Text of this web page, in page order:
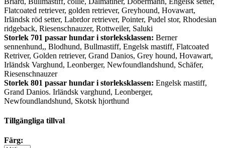
Flatcoated retriever, golden retriever, Greyhound, Hovawart,
Irländsk röd setter, Labrdor retriever, Pointer, Pudel stor, Rhodesian
ridgeback, Riesenschnauzer, Rottweiler, Saluki
Storlek 701 passar hundar i storleksklassen: Berner
sennenhund,, Blodhund, Bullmastiff, Engelsk mastiff, Flatcoated
Retriver, Golden retriever, Grand Danios, Grey hound, Hovawart,
Irländsk Varghund, Leonberger, Newfoundlandshund, Schäfer,
Riesenschnauzer
Storlek 801 passar hundar i storleksklassen: Engelsk mastiff,
Grand Danios. Irländsk varghund, Leonberger,
Newfoundlandshund, Skotsk hjorthund
Tillgängliga tillval
Färg: